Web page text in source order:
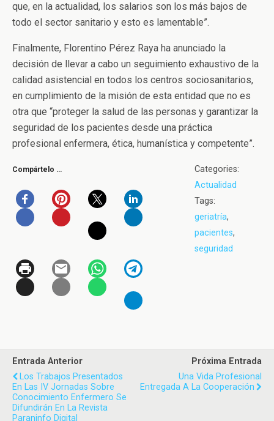
que, en la actualidad, los salarios son los más bajos de
todo el sector sanitario y esto es lamentable”.
Finalmente, Florentino Pérez Raya ha anunciado la
decisión de llevar a cabo un seguimiento exhaustivo de la
calidad asistencial en todos los centros sociosanitarios,
en cumplimiento de la misión de esta entidad que no es
otra que “proteger la salud de las personas y garantizar la
seguridad de los pacientes desde una práctica
profesional enfermera, ética, humanística y competente”.
Compártelo …
Categories:
Actualidad
Tags:
geriatría,
pacientes,
seguridad
Entrada Anterior
Los Trabajos Presentados
En Las IV Jornadas Sobre
Conocimiento Enfermero Se
Difundirán En La Revista
Paraninfo Digital
Próxima Entrada
Una Vida Profesional
Entregada A La Cooperación